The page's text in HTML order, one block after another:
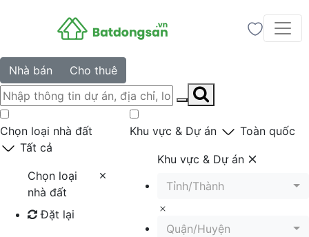
Nhà bán Cho thuê
Chọn loại nhà đất
Tất cả
Chọn loại
nhà đất
Đặt lại
Khu vực & Dự án Toàn quốc
Khu vực & Dự án
Tỉnh/Thành
Quận/Huyện